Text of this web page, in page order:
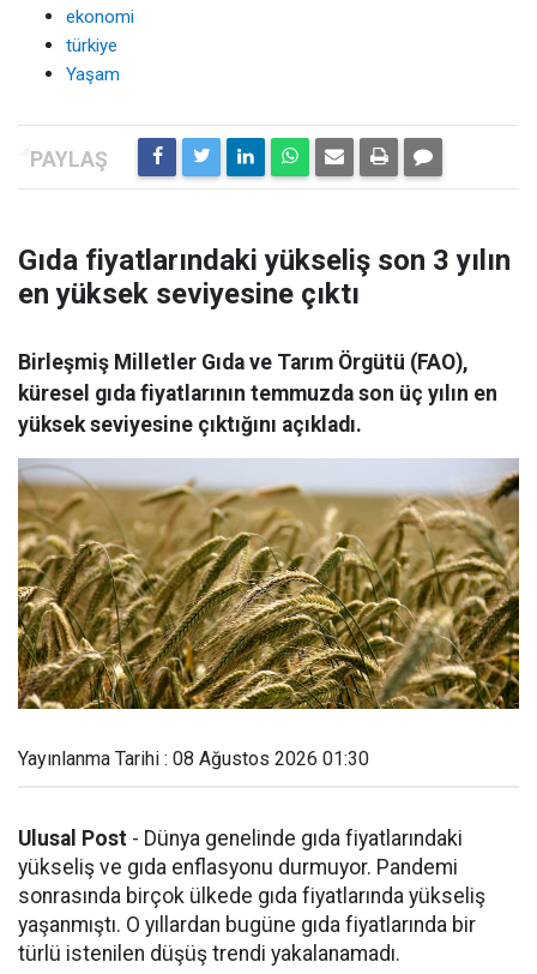
ekonomi
türkiye
Yaşam
Gıda fiyatlarındaki yükseliş son 3 yılın
en yüksek seviyesine çıktı
Birleşmiş Milletler Gıda ve Tarım Örgütü (FAO),
küresel gıda fiyatlarının temmuzda son üç yılın en
yüksek seviyesine çıktığını açıkladı.
Yayınlanma Tarihi : 08 Ağustos 2026 01:30
Ulusal Post - Dünya genelinde gıda fiyatlarındaki
yükseliş ve gıda enflasyonu durmuyor. Pandemi
sonrasında birçok ülkede gıda fiyatlarında yükseliş
yaşanmıştı. O yıllardan bugüne gıda fiyatlarında bir
türlü istenilen düşüş trendi yakalanamadı.